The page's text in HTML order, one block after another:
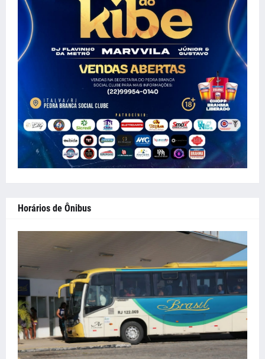
Horários de Ônibus